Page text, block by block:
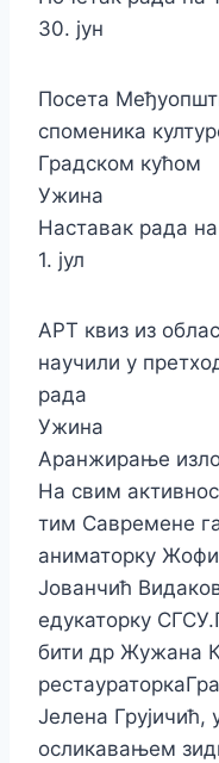
30. јун
Посета
споменика
Градском кућом
Ужина
Наставак рада
1. јул
АРТ квиз из
научили у
рада
Ужина
Аранжирање
На свим
тим Савремене
аниматорку
Јованчић
едукаторку
бити др Жужана
Јелена Грујичић,
осликавањем